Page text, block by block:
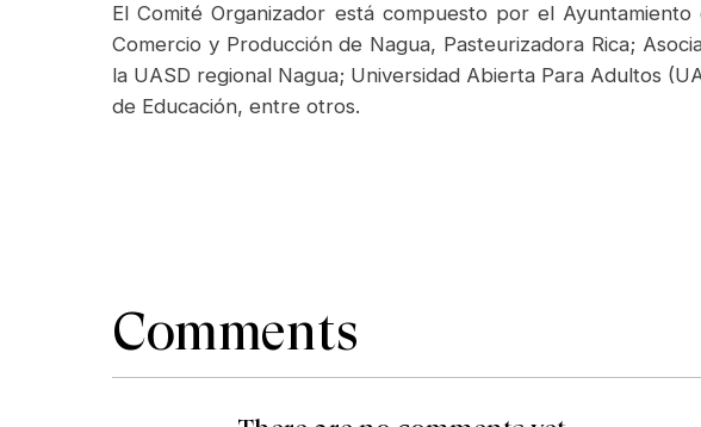
El Comité Organizador está compuesto por el Ayuntamiento
Comercio y Producción de Nagua, Pasteurizadora Rica;
la UASD regional Nagua; Universidad Abierta Para Adultos
de Educación, entre otros.
Comments